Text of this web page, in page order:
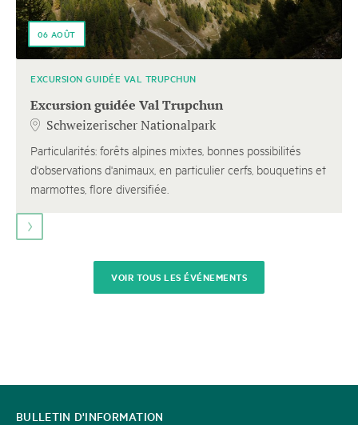
touches
fléchées
pour
naviguer.
EXCURSION GUIDÉE VAL TRUPCHUN
Excursion guidée Val Trupchun
Schweizerischer Nationalpark
06 AOÛT
Particularités: forêts alpines mixtes, bonnes possibilités
d'observations d'animaux, en particulier cerfs, bouquetins et
marmottes, flore diversifiée.
VOIR TOUS LES ÉVÉNEMENTS
CONTACT
BULLETIN D'INFORMATION